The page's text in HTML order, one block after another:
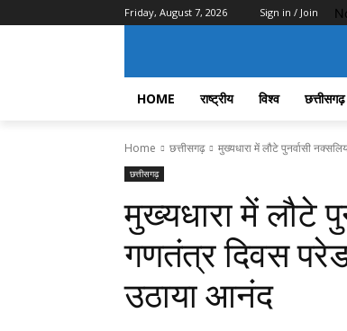
Friday, August 7, 2026 Sign in / Join
HOME राष्ट्रीय विश्व छत्तीसगढ़
Home छत्तीसगढ़ मुख्यधारा में लौटे पुनर्वासी
छत्तीसगढ़
मुख्यधारा में लौटे
गणतंत्र दिवस
उठाया आनंद